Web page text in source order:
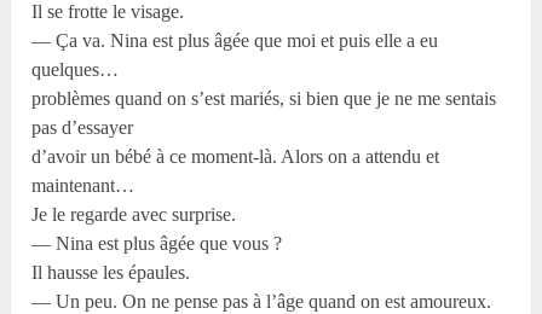
Il se frotte le visage.
— Ça va. Nina est plus âgée que moi et puis elle a eu
quelques…
problèmes quand on s’est mariés, si bien que je ne me sentais
pas d’essayer
d’avoir un bébé à ce moment-là. Alors on a attendu et
maintenant…
Je le regarde avec surprise.
— Nina est plus âgée que vous ?
Il hausse les épaules.
— Un peu. On ne pense pas à l’âge quand on est amoureux.